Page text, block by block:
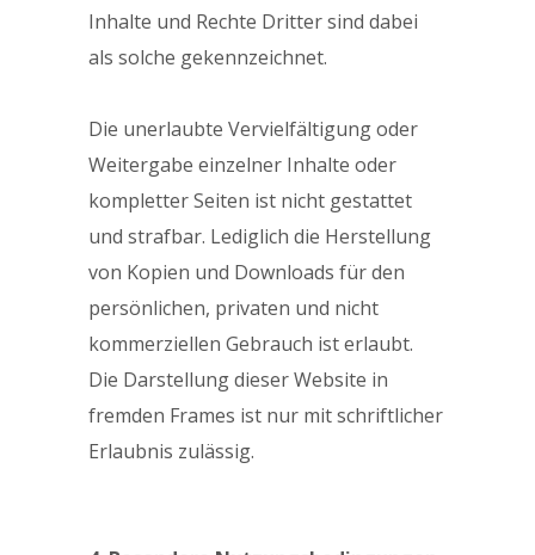
Inhalte und Rechte Dritter sind dabei
als solche gekennzeichnet.
Die unerlaubte Vervielfältigung oder
Weitergabe einzelner Inhalte oder
kompletter Seiten ist nicht gestattet
und strafbar. Lediglich die Herstellung
von Kopien und Downloads für den
persönlichen, privaten und nicht
kommerziellen Gebrauch ist erlaubt.
Die Darstellung dieser Website in
fremden Frames ist nur mit schriftlicher
Erlaubnis zulässig.